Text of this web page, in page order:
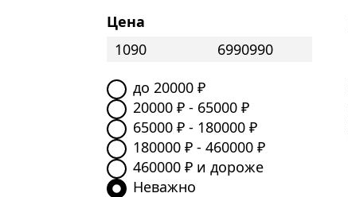
Цена
до 20000₽
20000₽ - 65000₽
65000₽ - 180000₽
180000₽ - 460000₽
460000₽ и дороже
Неважно